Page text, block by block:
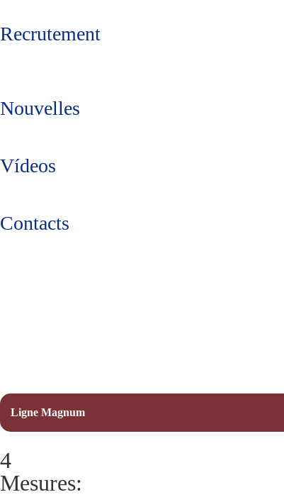
Recrutement
Nouvelles
Vídeos
Contacts
Ligne Magnum
4
Mesures: